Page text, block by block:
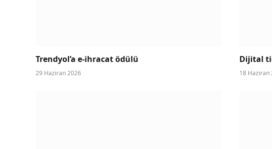
Trendyol’a e-ihracat ödülü
29 Haziran 2026
Dijital
18 Haziran